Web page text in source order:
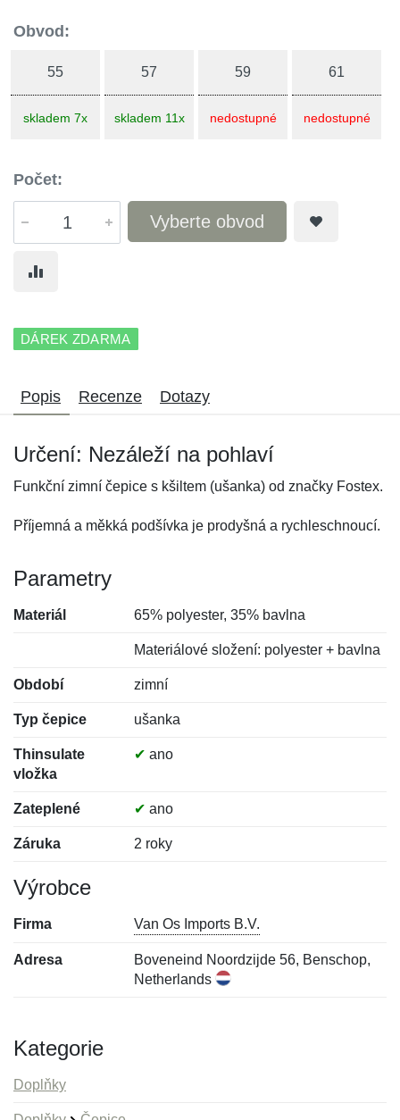
Obvod:
55
skladem 7x
57
skladem 11x
59
nedostupné
61
nedostupné
Počet:
Vyberte obvod
DÁREK ZDARMA
Popis Recenze Dotazy
Určení: Nezáleží na pohlaví
Funkční zimní čepice s kšiltem (ušanka) od značky Fostex.
Příjemná a měkká podšívka je prodyšná a rychleschnoucí.
Parametry
Materiál 65% polyester, 35% bavlna
Materiálové složení: polyester + bavlna
Období zimní
Typ čepice ušanka
Thinsulate
vložka
✔ ano
Zateplené ✔ ano
Záruka 2 roky
Výrobce
Firma Van Os Imports B.V.
Adresa
Boveneind Noordzijde 56, Benschop,
Netherlands
Kategorie
Doplňky